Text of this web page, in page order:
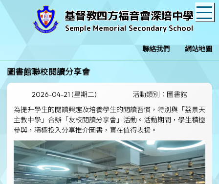
基督教四方福音會深培中學
Semple Memorial Secondary School
聯絡我們 網站地圖
圖書館聯校閱讀分享會
2026-04-21 (星期二)
活動類別：圖書館
為提升學生的閱讀興趣及培養學生的閱讀習慣，特別與「荔景天
主教中學」合辦「友校閱讀分享會」活動。活動期間，學生積極
參與，積極投入分享推介圖書，實在值得表揚。